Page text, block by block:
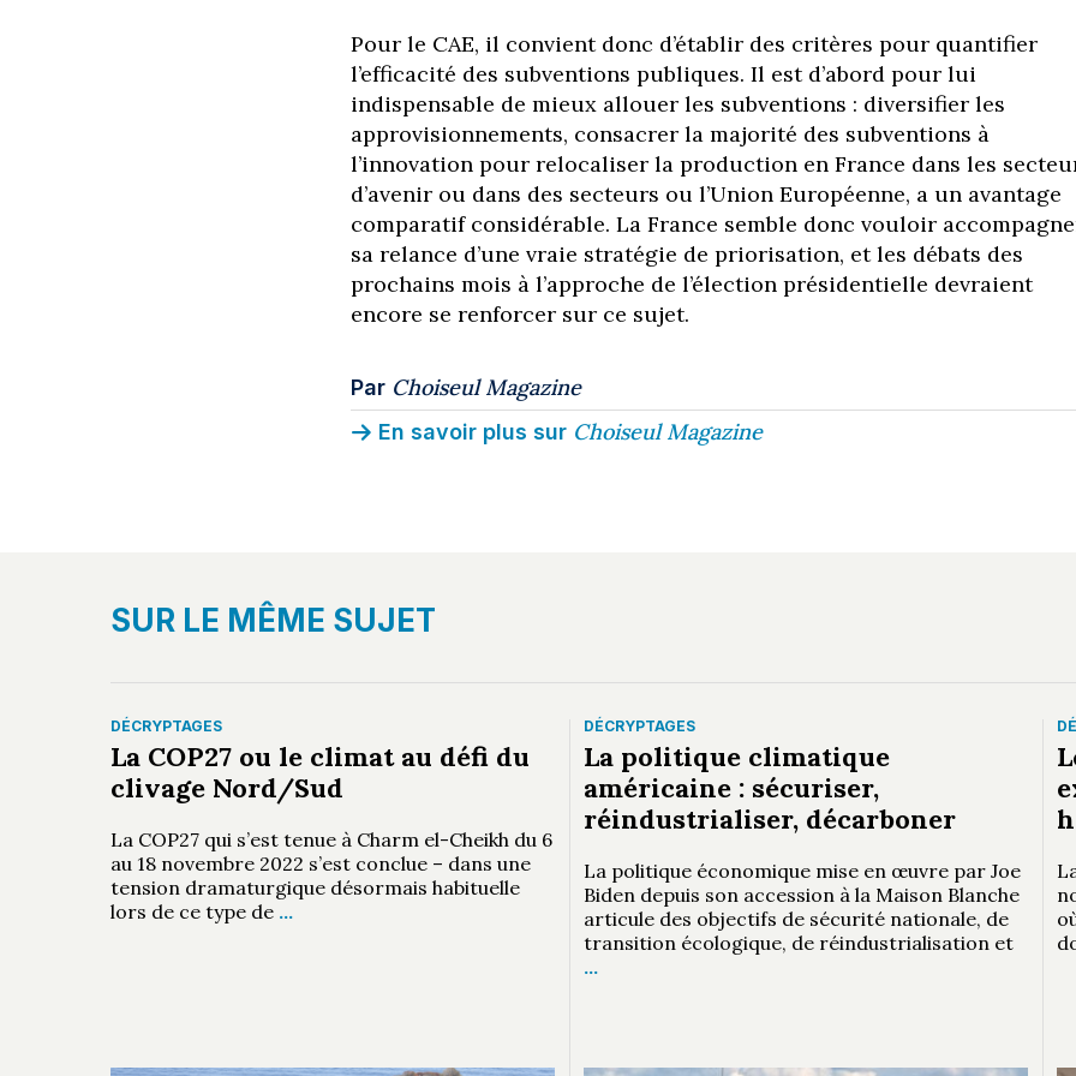
Pour le CAE, il convient donc d’établir des critères pour quantifier
l’efficacité des subventions publiques. Il est d’abord pour lui
indispensable de mieux allouer les subventions : diversifier les
approvisionnements, consacrer la majorité des subventions à
l’innovation pour relocaliser la production en France dans les
d’avenir ou dans des secteurs ou l’Union Européenne, a un avantage
comparatif considérable. La France semble donc vouloir
sa relance d’une vraie stratégie de priorisation, et les débats des
prochains mois à l’approche de l’élection présidentielle devraient
encore se renforcer sur ce sujet.
Par Choiseul Magazine
En savoir plus sur Choiseul Magazine
SUR LE MÊME SUJET
DÉCRYPTAGES
La COP27 ou le climat au défi du
clivage Nord/Sud
La COP27 qui s’est tenue à Charm el-Cheikh du 6
au 18 novembre 2022 s’est conclue – dans une
tension dramaturgique désormais habituelle
lors de ce type de …
DÉCRYPTAGES
La politique climatique
américaine : sécuriser,
réindustrialiser, décarboner
La politique économique mise en œuvre par Joe
Biden depuis son accession à la Maison Blanche
articule des objectifs de sécurité nationale, de
transition écologique, de réindustrialisation et
…